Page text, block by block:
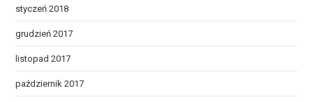
styczeń 2018
grudzień 2017
listopad 2017
październik 2017